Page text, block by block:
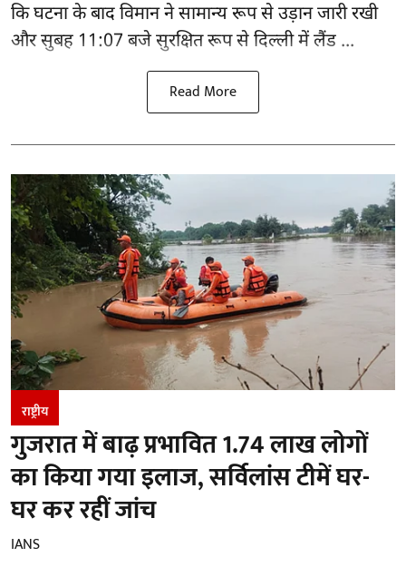
कि घटना के बाद विमान ने सामान्य रूप से उड़ान जारी रखी
और सुबह 11:07 बजे सुरक्षित रूप से दिल्ली में लैंड ...
Read More
राष्ट्रीय
गुजरात में बाढ़ प्रभावित 1.74 लाख लोगों
का किया गया इलाज, सर्विलांस टीमें घर-
घर कर रहीं जांच
IANS